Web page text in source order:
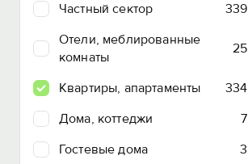
Частный сектор
339
Отели, меблированные
комнаты
25
Квартиры, апартаменты
334
Дома, коттеджи
7
Гостевые дома
3